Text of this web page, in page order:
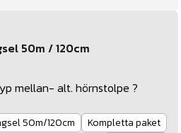
50m / 120cm
mellan- alt. hörnstolpe ?
50m/120cm
Kompletta paket